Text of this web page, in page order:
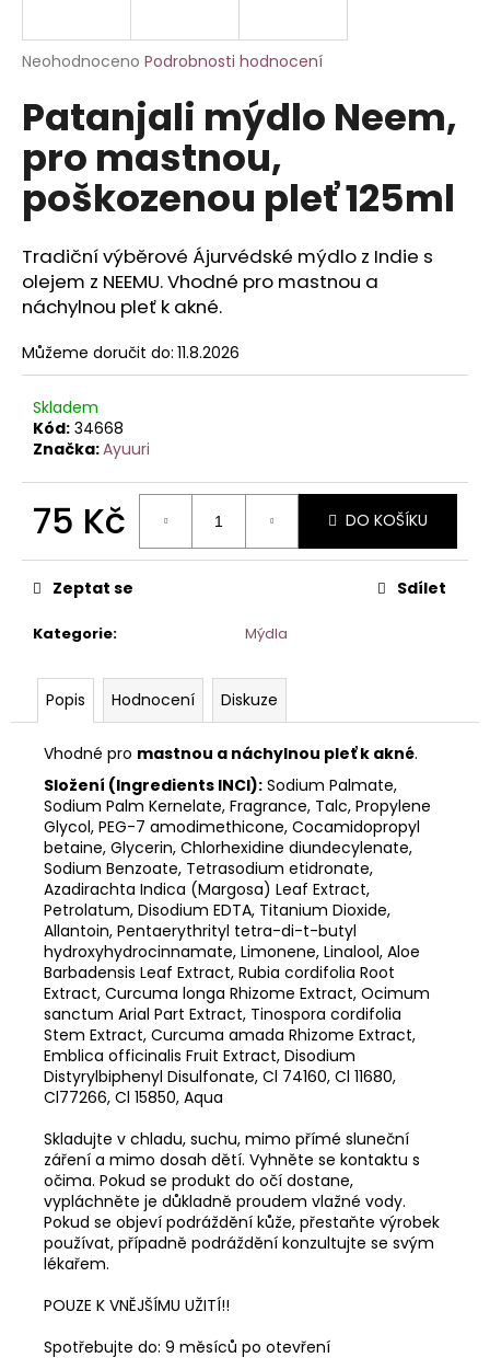
Průměrné
produktu
je
5
hvězdiček.
Neohodnoceno Podrobnosti hodnocení
Patanjali mýdlo Neem,
pro mastnou,
poškozenou pleť 125ml
Tradiční výběrové Ájurvédské mýdlo z Indie s
olejem z NEEMU. Vhodné pro mastnou a
náchylnou pleť k akné.
Můžeme doručit do: 11.8.2026
Skladem
Kód: 34668
Značka:Ayuuri
75 Kč
cena:
DO KOŠÍKU
Kategorie: Mýdla
Zeptat se Sdílet
Popis Hodnocení Diskuze
Vhodné pro mastnou a náchylnou pleť k akné.
Složení (Ingredients INCI): Sodium Palmate,
Sodium Palm Kernelate, Fragrance, Talc, Propylene
Glycol, PEG-7 amodimethicone, Cocamidopropyl
betaine, Glycerin, Chlorhexidine diundecylenate,
Sodium Benzoate, Tetrasodium etidronate,
Azadirachta Indica (Margosa) Leaf Extract,
Petrolatum, Disodium EDTA, Titanium Dioxide,
Allantoin, Pentaerythrityl tetra-di-t-butyl
hydroxyhydrocinnamate, Limonene, Linalool, Aloe
Barbadensis Leaf Extract, Rubia cordifolia Root
Extract, Curcuma longa Rhizome Extract, Ocimum
sanctum Arial Part Extract, Tinospora cordifolia
Stem Extract, Curcuma amada Rhizome Extract,
Emblica officinalis Fruit Extract, Disodium
Distyrylbiphenyl Disulfonate, Cl 74160, Cl 11680,
Cl77266, Cl 15850, Aqua
Skladujte v chladu, suchu, mimo přímé sluneční
záření a mimo dosah dětí. Vyhněte se kontaktu s
očima. Pokud se produkt do očí dostane,
vypláchněte je důkladně proudem vlažné vody.
Pokud se objeví podráždění kůže, přestaňte výrobek
používat, případně podráždění konzultujte se svým
lékařem.
POUZE K VNĚJŠÍMU UŽITÍ!!
Spotřebujte do: 9 měsíců po otevření
j
t
?
HLEDAT
D
o
p
o
u
e
m